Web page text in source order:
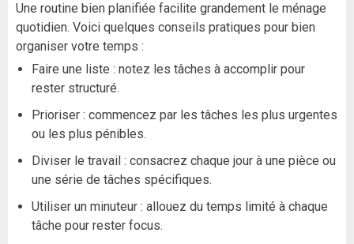
Une routine bien planifiée facilite grandement le ménage
quotidien. Voici quelques conseils pratiques pour bien
organiser votre temps :
Faire une liste : notez les tâches à accomplir pour
rester structuré.
Prioriser : commencez par les tâches les plus urgentes
ou les plus pénibles.
Diviser le travail : consacrez chaque jour à une pièce ou
une série de tâches spécifiques.
Utiliser un minuteur : allouez du temps limité à chaque
tâche pour rester focus.